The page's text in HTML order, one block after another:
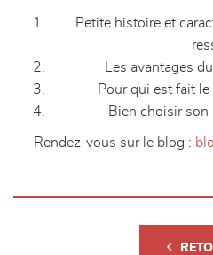
Petite histoire et
Les avantages
Pour qui est fait
Bien choisir son
Rendez-vous sur le blog :